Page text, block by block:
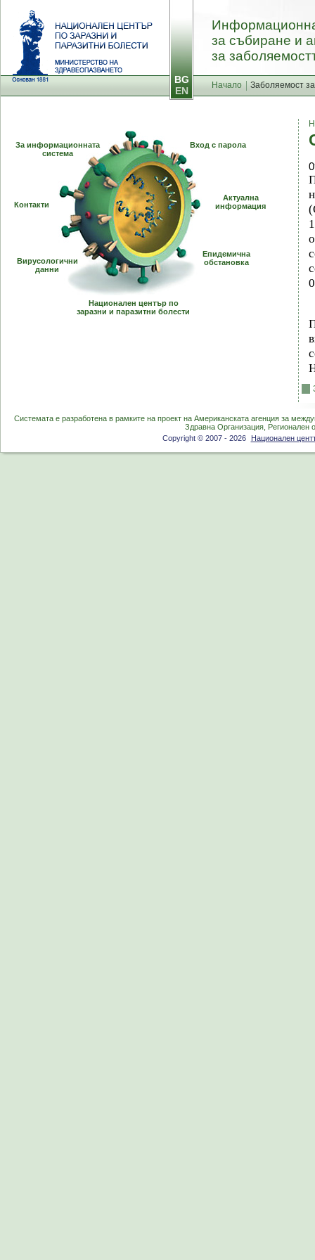
за събиране и
за
Начало Заболяемост
BG
EN
За информационната
система
Вход с парола
Актуална
информация
Епидемична
обстановка
Национален център по
заразни и паразитни болести
Контакти
Вирусологични
данни
Системата е разработена в рамките на проект на Американската агенция за
Здравна Организация, Регионален
Copyright © 2007 - 2026
Национален